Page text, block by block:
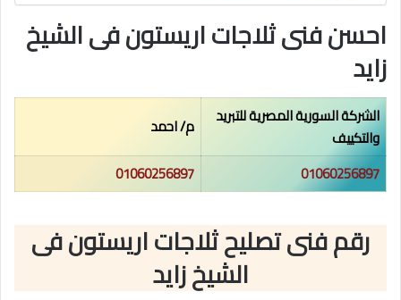
احسن فنى ثلاجات اريستون فى الشيخ
زايد
الشركة السورية المصرية للتبريد
والتكييف
م/ احمد
01060256897
01060256897
رقم فنى تصليح ثلاجات اريستون فى
الشيخ زايد